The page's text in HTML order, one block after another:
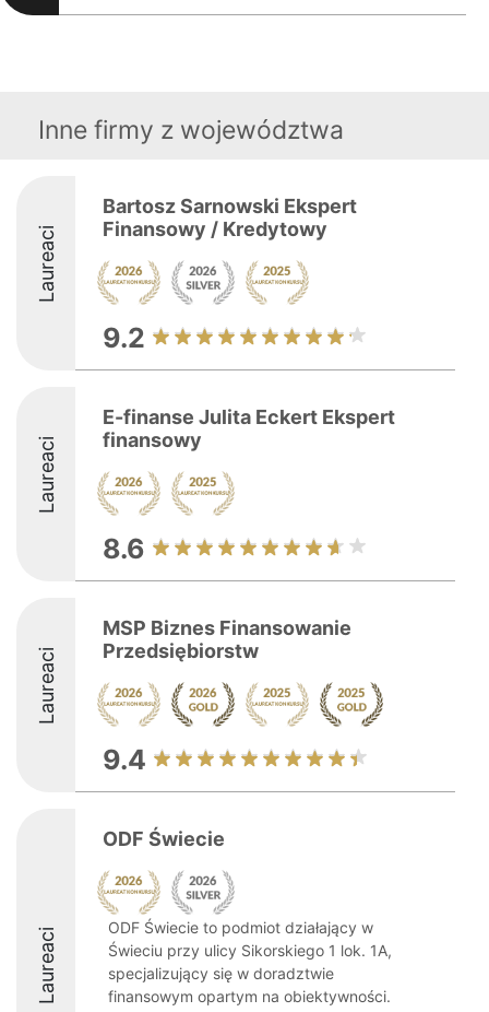
Inne firmy z województwa
Laureaci
Bartosz Sarnowski Ekspert
Finansowy / Kredytowy
9.2
Laureaci
E-finanse Julita Eckert Ekspert
finansowy
8.6
Laureaci
MSP Biznes Finansowanie
Przedsiębiorstw
9.4
Laureaci
ODF Świecie
ODF Świecie to podmiot działający w
Świeciu przy ulicy Sikorskiego 1 lok. 1A,
specjalizujący się w doradztwie
finansowym opartym na obiektywności.